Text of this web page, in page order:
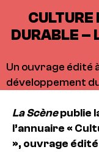
DURABLE –
Un ouvrage édité
développement
La Scènepublie
l’annuaire «
», ouvrage édité